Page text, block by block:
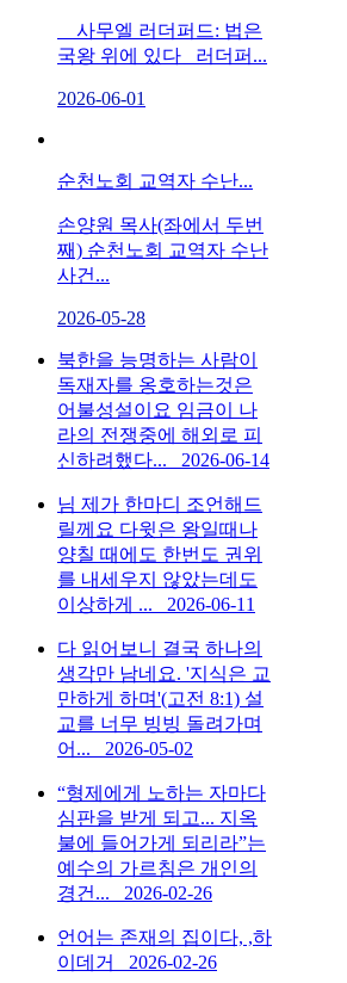
사무엘 러더퍼드: 법은
국왕 위에 있다 러더퍼...
2026-06-01
순천노회 교역자 수난...
손양원 목사(좌에서 두번
째) 순천노회 교역자 수난
사건...
2026-05-28
북한을 능명하는 사람이
독재자를 옹호하는것은
어불성설이요 임금이 나
라의 전쟁중에 해외로 피
신하려했다...
2026-06-14
님 제가 한마디 조언해드
릴께요 다윗은 왕일때나
양칠 때에도 한번도 권위
를 내세우지 않았는데도
이상하게 ...
2026-06-11
다 읽어보니 결국 하나의
생각만 남네요. '지식은 교
만하게 하며'(고전 8:1) 설
교를 너무 빙빙 돌려가며
어...
2026-05-02
“형제에게 노하는 자마다
심판을 받게 되고... 지옥
불에 들어가게 되리라”는
예수의 가르침은 개인의
경건...
2026-02-26
언어는 존재의 집이다, ,하
이데거
2026-02-26